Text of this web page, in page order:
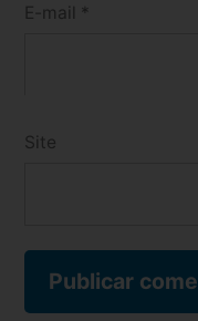
E-mail *
Site